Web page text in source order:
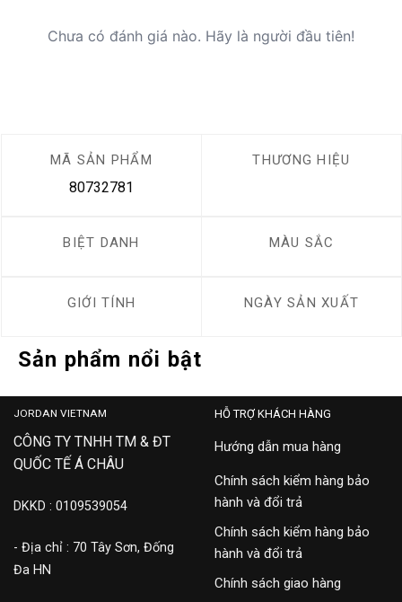
Chưa có đánh giá nào. Hãy là người đầu tiên!
MÃ SẢN PHẨM
80732781
THƯƠNG HIỆU
BIỆT DANH MÀU SẮC
GIỚI TÍNH NGÀY SẢN XUẤT
Sản phẩm nổi bật
JORDAN VIETNAM
CÔNG TY TNHH TM & ĐT
QUỐC TẾ Á CHÂU
DKKD : 0109539054
- Địa chỉ : 70 Tây Sơn, Đống
Đa HN
HỖ TRỢ KHÁCH HÀNG
Hướng dẫn mua hàng
Chính sách kiểm hàng bảo
hành và đổi trả
Chính sách kiểm hàng bảo
hành và đổi trả
Chính sách giao hàng